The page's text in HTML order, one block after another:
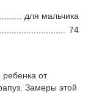
для мальчика
74
от
Замеры этой